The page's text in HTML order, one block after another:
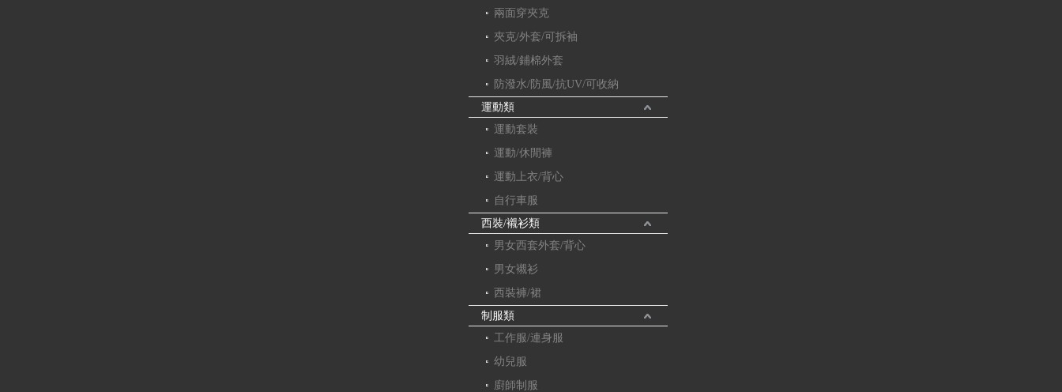
兩面穿夾克
夾克/外套/可拆袖
羽絨/鋪棉外套
防潑水/防風/抗UV/可收納
運動類
運動套裝
運動/休閒褲
運動上衣/背心
自行車服
西裝/襯衫類
男女西套外套/背心
男女襯衫
西裝褲/裙
制服類
工作服/連身服
幼兒服
廚師制服